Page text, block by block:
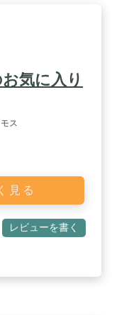
気に入り
ス
見る
レビューを書く